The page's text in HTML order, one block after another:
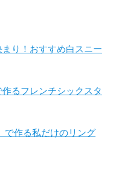
り！おすすめ白スニー
るフレンチシックスタ
で作る私だけのリング